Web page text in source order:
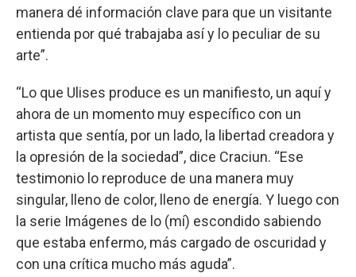
manera dé información clave para que un visitante
entienda por qué trabajaba así y lo peculiar de su
arte”.
“Lo que Ulises produce es un manifiesto, un aquí y
ahora de un momento muy específico con un
artista que sentía, por un lado, la libertad creadora y
la opresión de la sociedad”, dice Craciun. “Ese
testimonio lo reproduce de una manera muy
singular, lleno de color, lleno de energía. Y luego con
la serie Imágenes de lo (mí) escondido sabiendo
que estaba enfermo, más cargado de oscuridad y
con una crítica mucho más aguda”.